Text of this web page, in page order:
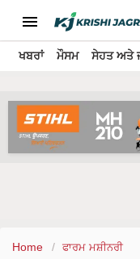
ਖਬਰਾਂ ਮੌਸਮ ਸੇਹਤ ਅਤੇ
Home ਫਾਰਮ ਮਸ਼ੀਨਰੀ